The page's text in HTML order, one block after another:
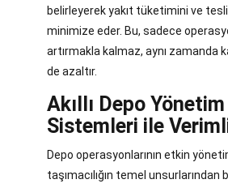
belirleyerek yakıt tüketimini ve
minimize eder. Bu, sadece
artırmakla kalmaz, aynı zamanda
de azaltır.
Akıllı Depo Yönetim
Sistemleri ile
Depo operasyonlarının etkin
taşımacılığın temel unsurlarından